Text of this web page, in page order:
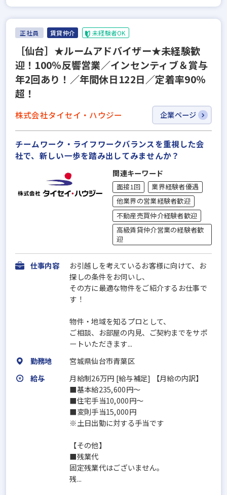
正社員 賃貸仲介 未経験者OK
［仙台］★ルームアドバイザー★未経験歓
迎！100％反響営業／インセンティブ＆賞与
年2回あり！／年間休日122日／定着率90％
超！
株式会社タイセイ・ハウジー 企業ページ
チームワーク・ライフワークバランスを重視した会
社で、新しい一歩を踏み出してみませんか？
関連キーワード
面接1回
業界経験者優遇
他業界の営業経験者歓迎
不動産売買仲介経験者歓迎
高級賃貸仲介営業の経験者歓
迎
仕事内容
お引越しを考えているお客様に向けて、お
探しの条件をお伺いし、
その方に最適な物件をご紹介するお仕事で
す！
物件・地域を知るプロとして、
ご相談、お部屋の内見、ご契約までをサポ
ートいただきます...
勤務地
宮城県仙台市青葉区
給与
月給制26万円 [給与補足] 【月給の内訳】
■基本給235,600円～
■住宅手当10,000円～
■変則手当15,000円
※土日出勤に対する手当です
【その他】
■残業代
固定残業代はございません。
残...